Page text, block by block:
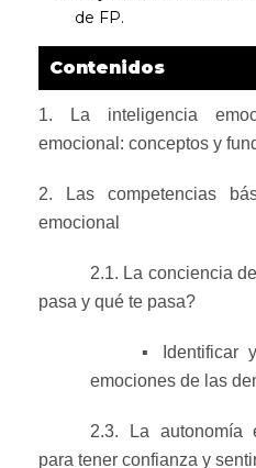
de FP.
Contenidos
1. La inteligencia
emocional: conceptos y
2. Las competencias
emocional
2.1. La conciencia
pasa y qué te pasa?
▪ Identificar
emociones de las
2.3. La autonomía
para tener confianza y